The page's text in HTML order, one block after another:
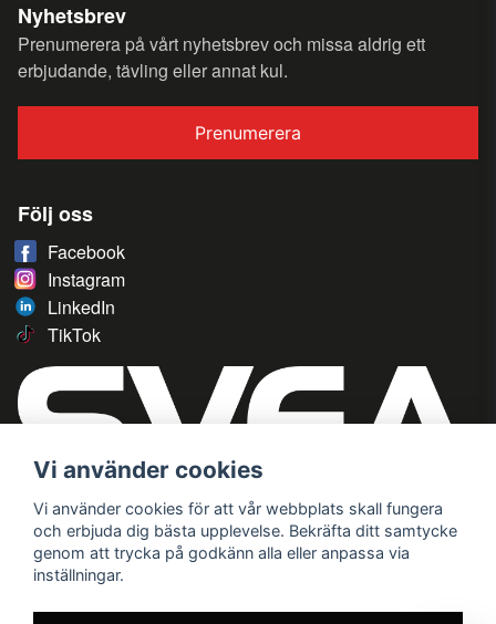
Nyhetsbrev
Prenumerera på vårt nyhetsbrev och missa aldrig ett
erbjudande, tävling eller annat kul.
Prenumerera
Följ oss
Facebook
Instagram
LinkedIn
TikTok
Vi använder cookies
Vi använder cookies för att vår webbplats skall fungera
och erbjuda dig bästa upplevelse. Bekräfta ditt samtycke
genom att trycka på godkänn alla eller anpassa via
inställningar.